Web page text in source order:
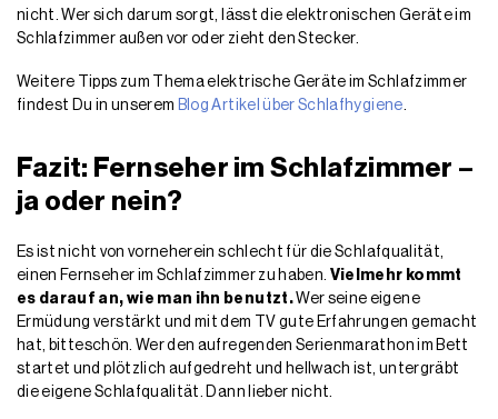
nicht. Wer sich darum sorgt, lässt die elektronischen Geräte im
Schlafzimmer außen vor oder zieht den Stecker.
Weitere Tipps zum Thema elektrische Geräte im Schlafzimmer
findest Du in unserem Blog Artikel über Schlafhygiene.
Fazit: Fernseher im Schlafzimmer –
ja oder nein?
Es ist nicht von vorneherein schlecht für die Schlafqualität,
einen Fernseher im Schlafzimmer zu haben. Vielmehr kommt
es darauf an, wie man ihn benutzt.Wer seine eigene
Ermüdung verstärkt und mit dem TV gute Erfahrungen gemacht
hat, bitteschön. Wer den aufregenden Serienmarathon im Bett
startet und plötzlich aufgedreht und hellwach ist, untergräbt
die eigene Schlafqualität. Dann lieber nicht.